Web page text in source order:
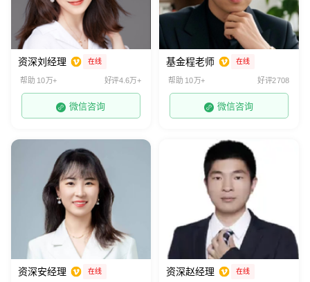
资深刘经理 在线
帮助 10万+ 好评4.6万+
微信咨询
基金程老师 在线
帮助 10万+ 好评2708
微信咨询
资深安经理 在线 资深赵经理 在线